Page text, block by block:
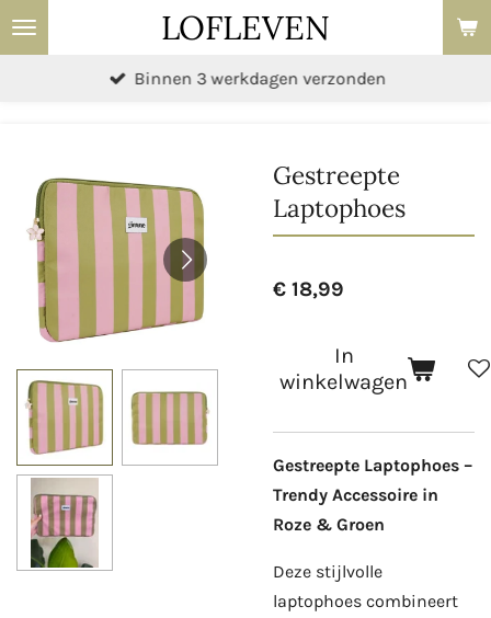
Ga
direct
LOFLEVEN
Binnen 3 werkdagen verzonden
Gestreepte
Laptophoes
€ 18,99
In
winkelwagen
Gestreepte Laptophoes –
Trendy Accessoire in
Roze & Groen
Deze stijlvolle
laptophoes combineert